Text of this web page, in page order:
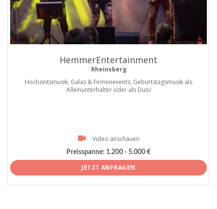
ProArtist
HemmerEntertainment
Rheinsberg
Hochzeitsmusik, Galas & Firmenevents, Geburtstagsmusik als
Alleinunterhalter oder als Duo/
Video anschauen
Preisspanne: 1.200 - 5.000 €
JETZT ANFRAGEN